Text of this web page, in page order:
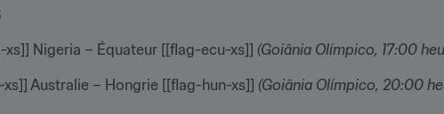
xs]] Nigeria – Équateur [[flag-ecu-xs]] (Goiânia Olímpico, 17:00
Australie – Hongrie [[flag-hun-xs]] (Goiânia Olímpico, 20:00